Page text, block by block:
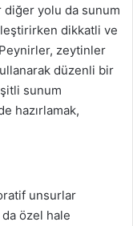
diğer yolu da sunum
dikkatli ve
zeytinler
düzenli bir
sunum
hazırlamak,
unsurlar
özel hale